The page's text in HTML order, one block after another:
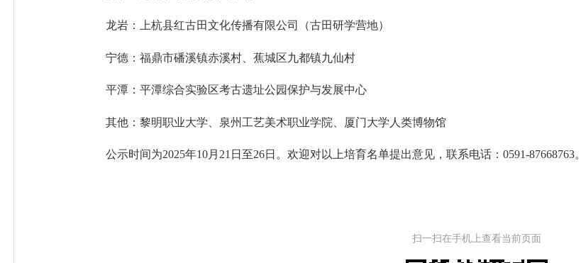
龙岩：上杭县红古田文化传播有限公司（古田研学营地）
宁德：福鼎市磻溪镇赤溪村、蕉城区九都镇九仙村
平潭：平潭综合实验区考古遗址公园保护与发展中心
其他：黎明职业大学、泉州工艺美术职业学院、厦门大学人类博物馆
公示时间为2025年10月21日至26日。欢迎对以上培育名单提出意见，联系电话：0591-87668763。
扫一扫在手机上查看当前页面